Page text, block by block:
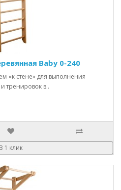
Baby 0-240
«к стене» для выполнения
тренировок в..
В 1 клик